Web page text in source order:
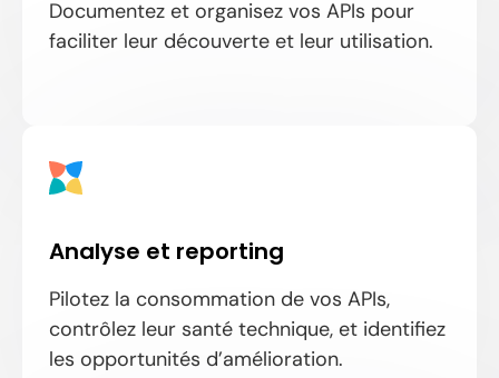
Documentez et organisez vos APIs pour
faciliter leur découverte et leur utilisation.
Analyse et reporting
Pilotez la consommation de vos APIs,
contrôlez leur santé technique, et identifiez
les opportunités d’amélioration.